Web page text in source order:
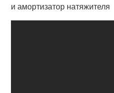
и амортизатор натяжителя